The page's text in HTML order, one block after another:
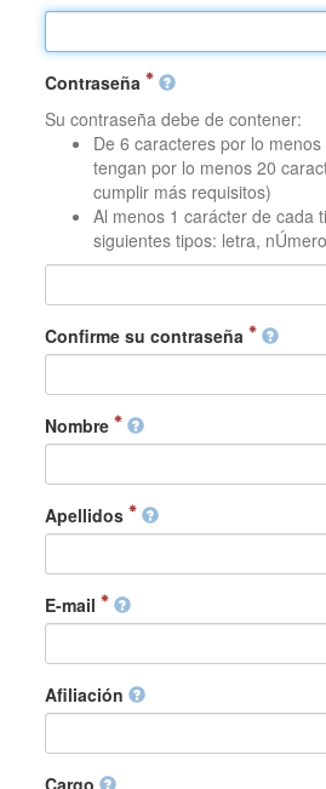
Contraseña
Su contraseña debe de contener:
De 6 caracteres por lo
tengan por lo menos 20
cumplir más requisitos)
Al menos 1 carácter de cada
siguientes tipos: letra, nÚmero
Confirme su contraseña
Nombre
Apellidos
E-mail
Afiliación
Cargo